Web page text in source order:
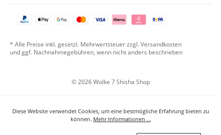
© 2026 Wolke 7 Shisha Shop
* Alle Preise inkl. gesetzl. Mehrwertsteuer zzgl. Versandkosten
und ggf. Nachnahmegebühren, wenn nicht anders beschrieben
Diese Website verwendet Cookies, um eine bestmögliche Erfahrung bieten zu
können. Mehr Informationen ...